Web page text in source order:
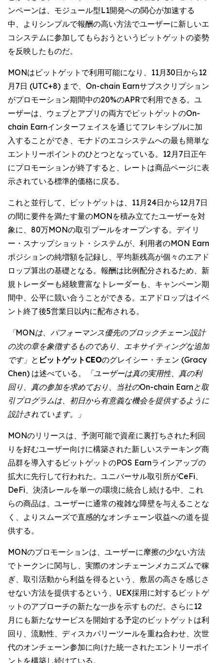
ンペーンは、モジュール型L1開発への関心が加速する
中、よりシンプルで報酬の高い方法でユーザーに新しいエ
コシステムに参加してもらおうというビットゲットの姿勢
を反映したものだ。
MONはビットゲットで利用可能になり、11月30日から12
月7日 (UTC+8) まで、On-chain Earnサブスクリプション
がプロモーション期間中の20%のAPRで利用できる。ユ
ーザーは、ウェブとアプリの両方でビットゲットのOn-
chain Earnインターフェイスを通じてフレキシブルに加
入することができ、モナドのエコシステムへの最も簡単な
エントリーポイントのひとつとなっている。12月7日正午
にプロモーションが終了すると、レートは商品ページに表
示されている標準的価格に戻る。
これと並行して、ビットゲットは、11月24日から12月7日
の間に要件を満たす量のMONを積み立てたユーザーを対
象に、80万MONの取引プールをオープンする。デイリ
ー・スナップショット・システムが、利用者のMON Earn
ポジションの純増額を記録し、平均新残高が個々のエアド
ロップ算出の基礎となる。報酬は比例配分されるため、新
規トレーダーも経験豊富なトレーダーも、キャンペーン期
間中、公平に競い合うことができる。エアドロップはイベ
ント終了後5営業日以内に配布される。
「MONは、パフォーマンス優先のブロックチェーン設計
の次の章を象徴するものであり、エキサイティングな追加
です」 と ビットゲットCEOのグレイシー・チェン (Gracy
Chen) は述べている。
「ユーザーは真の実用性、真の利
回り、真の参加を求めており、当社のOn-chain Earnと取
引プログラムは、初日から有意義な機会を提供するように
設計されています。」
MONのリリースは、予測可能で資産に裏打ちされた利回
りを好むユーザー向けに構築された新しいステーキング商
品群を導入するビットゲットのPOS Earnラインアップの
拡大に先行して行われた。ユニバーサル取引所がCeFi、
DeFi、決済レールを単一の環境に統合し続ける中、これ
らの商品は、ユーザーに通常の複雑な障壁を与えることな
く、よりスムーズで直感的なオンチェーン収益への道を提
供する。
MONのプロモーションは、ユーザーに摩擦の少ない方法
でトークンに関与し、実際のオンチェーンメカニズムで稼
ぎ、取引活動から利益を得るという、敷居の高さを感じさ
せない方法を提供するという、UEX採用に対するビットゲ
ットのアプローチの新たな一歩を示すものだ。さらに12
月にも新たなサービスを開始する予定のビットゲットは利
回り、流動性、ディスカバリーツールを重ね合わせ、次世
代のオンチェーン参加に向けた統一されたエントリーポイ
ントを構築し続けている。